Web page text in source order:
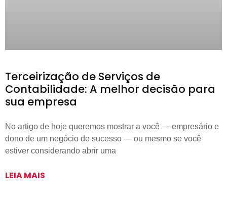
Terceirização de Serviços de
Contabilidade: A melhor decisão para
sua empresa
No artigo de hoje queremos mostrar a você — empresário e
dono de um negócio de sucesso — ou mesmo se você
estiver considerando abrir uma
LEIA MAIS